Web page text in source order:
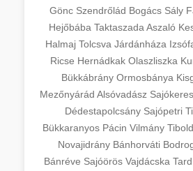
Gönc Szendrőlád Bogács Sály
Hejőbába Taktaszada Aszaló
Halmaj Tolcsva Járdánháza
Ricse Hernádkak Olaszliszka
Bükkábrány Ormosbánya
Mezőnyárád Alsóvadász
Dédestapolcsány Sajópetri
Bükkaranyos Pácin Vilmány
Novajidrány Bánhorváti
Bánréve Sajóörös Vajdácska Tard